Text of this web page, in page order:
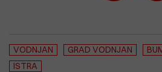
VODNJAN GRAD VODNJAN
ISTRA